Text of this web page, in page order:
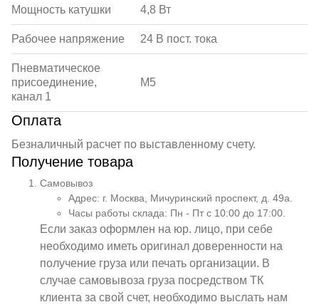
Мощность катушки 4,8 Вт
Рабочее напряжение 24 В пост. тока
Пневматическое
присоединение,
канал 1
M5
Оплата
Безналичный расчет по выставленному счету.
Получение товара
Самовывоз
Адрес: г. Москва, Мичуринский проспект, д. 49а.
Часы работы склада: Пн - Пт с 10:00 до 17:00.
Если заказ оформлен на юр. лицо, при себе
необходимо иметь оригинал доверенности на
получение груза или печать организации. В
случае самовывоза груза посредством ТК
клиента за свой счет, необходимо выслать нам